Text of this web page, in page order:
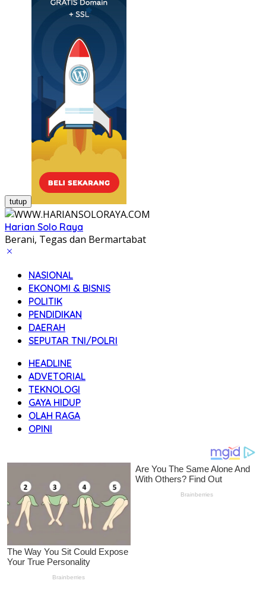
tutup
Harian Solo Raya
Berani, Tegas dan Bermartabat
NASIONAL
EKONOMI & BISNIS
POLITIK
PENDIDIKAN
DAERAH
SEPUTAR TNI/POLRI
HEADLINE
ADVETORIAL
TEKNOLOGI
GAYA HIDUP
OLAH RAGA
OPINI